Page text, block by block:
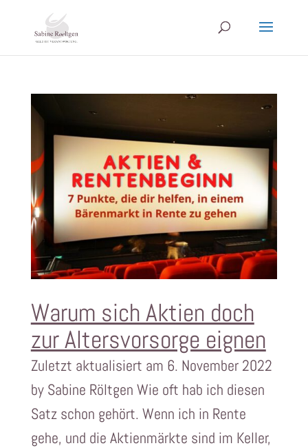
Warum sich Aktien doch
zur Altersvorsorge eignen
Zuletzt aktualisiert am 6. November 2022
by Sabine Röltgen Wie oft hab ich diesen
Satz schon gehört. Wenn ich in Rente
gehe, und die Aktienmärkte sind im Keller,